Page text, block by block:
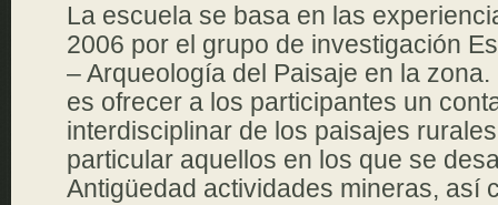
La escuela se basa en las
2006 por el grupo de investigación
– Arqueología del Paisaje en la
es ofrecer a los participantes un
interdisciplinar de los paisajes
particular aquellos en los que se
Antigüedad actividades mineras, así